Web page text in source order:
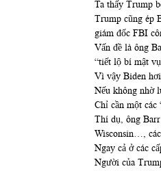
Ta thấy Trump
Trump cũng ép
giám đốc FBI
Vấn đề là ông
“tiết lộ bí mật vụ
Vì vậy Biden hơi
Nếu không nhờ
Chỉ cần một các
Thí dụ, ông Barr
Wisconsin…,
Ngay cả ở các
Người của